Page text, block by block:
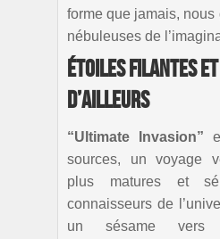
forme que jamais,
nébuleuses de
Étoiles Filantes et
d’Ailleurs
“Ultimate Invasion”
sources, un voyage
plus matures et
connaisseurs de
un sésame vers